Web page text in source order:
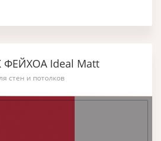
ФЕЙХОА Ideal Matt
стен и потолков